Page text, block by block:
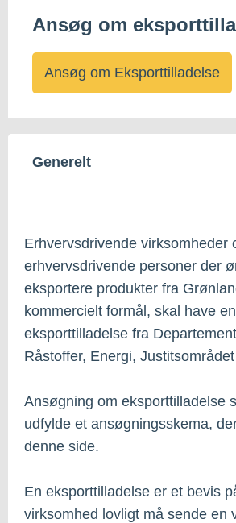
Ansøg om
Ansøg om Eksporttilladelse
Generelt
Erhvervsdrivende virksomheder
erhvervsdrivende personer der
eksportere produkter fra
kommercielt formål, skal have en
eksporttilladelse fra
Råstoffer, Energi,
Ansøgning om eksporttilladelse
udfylde et ansøgningsskema,
denne side.
En eksporttilladelse er et bevis
virksomhed lovligt må sende en